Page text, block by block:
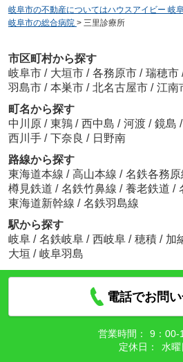
岐阜市の不動産についてはハウスアイビー 岐
岐阜市の総合病院 > 三里診療所
市区町村から探す
岐阜市 / 大垣市 / 各務原市 / 瑞穂市
羽島市 / 本巣市 / 北名古屋市 / 江南
町名から探す
中川原 / 東鶉 / 西中島 / 河渡 / 鏡島 /
西川手 / 下奈良 / 日野南
路線から探す
東海道本線 / 高山本線 / 名鉄各務原
樽見鉄道 / 名鉄竹鼻線 / 養老鉄道 /
東海道新幹線 / 名鉄羽島線
駅から探す
岐阜 / 名鉄岐阜 / 西岐阜 / 穂積 / 加
大垣 / 岐阜羽島
電話でお問
営業時間：
9：
定休日：
水曜